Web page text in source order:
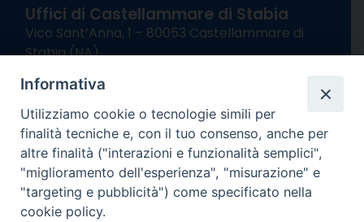
Uffici di Castellammare di Stabia
Vico Sant’Anna, 1 – 80053 Castellammare di
Stabia (NA)
Giorni ed Orari Apertura Uffici:
Lunedì e Mercoledì ore 09:00 – 13:00
Uffici Matrimoni:
Lunedì e Mercoledì ore 09:30 – 12:30
seguici su
Informativa
Utilizziamo cookie o tecnologie simili per
finalità tecniche e, con il tuo consenso, anche per
altre finalità ("interazioni e funzionalità semplici",
"miglioramento dell'esperienza", "misurazione" e
"targeting e pubblicità") come specificato nella
cookie policy.